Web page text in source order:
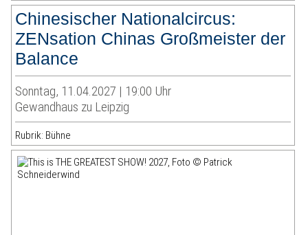
Chinesischer Nationalcircus:
ZENsation Chinas Großmeister der
Balance
Sonntag, 11.04.2027 | 19:00 Uhr
Gewandhaus zu Leipzig
Rubrik: Bühne